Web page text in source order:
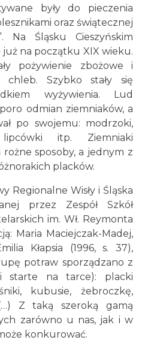
były do pieczenia
oraz świątecznej
Na Śląsku Cieszyńskim
już na początku XIX wieku.
pożywienie zbożowe i
chleb. Szybko stały się
wyżywienia. Lud
odmian ziemniaków, a
po swojemu: modrzoki,
lipcówki itp. Ziemniaki
sposoby, a jednym z
placków.
Wisły i Śląska
przez Zespół Szkół
im. Wł. Reymonta
Maria Maciejczak-Madej,
Kłapsia (1996, s. 37),
potraw sporządzano z
starte na tarce): placki
kubusie, żebroczkę,
Z taką szeroką gamą
zarówno u nas, jak i w
konkurować.